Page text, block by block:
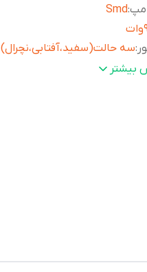
:
Smd
:سه حالت(سفید،آفتابی،نچرال)
سفیدبیشتر